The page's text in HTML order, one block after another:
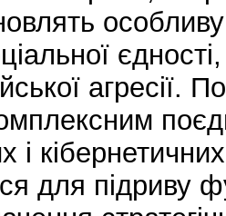
агресії.
і
для підриву